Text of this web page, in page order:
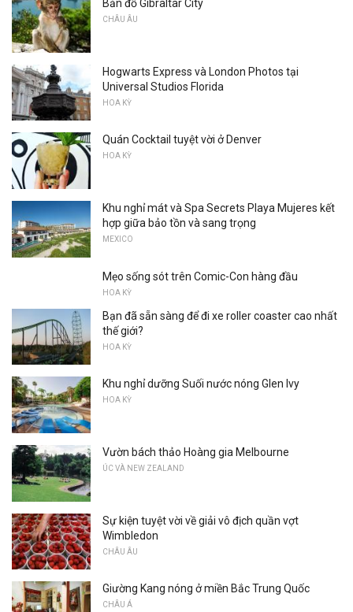
Bản đồ Gibraltar City
CHÂU ÂU
Hogwarts Express và London Photos tại
Universal Studios Florida
HOA KỲ
Quán Cocktail tuyệt vời ở Denver
HOA KỲ
Khu nghỉ mát và Spa Secrets Playa Mujeres kết
hợp giữa bảo tồn và sang trọng
MEXICO
Mẹo sống sót trên Comic-Con hàng đầu
HOA KỲ
Bạn đã sẵn sàng để đi xe roller coaster cao nhất
thế giới?
HOA KỲ
Khu nghỉ dưỡng Suối nước nóng Glen Ivy
HOA KỲ
Vườn bách thảo Hoàng gia Melbourne
ÚC VÀ NEW ZEALAND
Sự kiện tuyệt vời về giải vô địch quần vợt
Wimbledon
CHÂU ÂU
Giường Kang nóng ở miền Bắc Trung Quốc
CHÂU Á